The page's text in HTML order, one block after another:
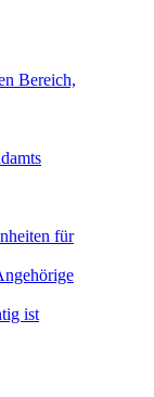
Bereich,
für
ist